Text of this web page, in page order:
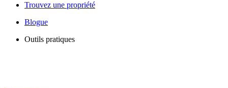
Trouvez une propriété
Blogue
Outils pratiques